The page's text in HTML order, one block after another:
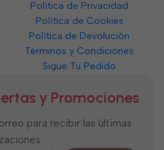
Política de Privacidad
Política de Cookies
Política de Devolución
Términos y Condiciones
Sigue Tu Pedido
y Promociones
para recibir las últimas